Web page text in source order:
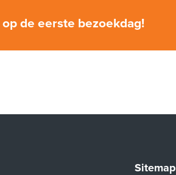
de eerste bezoekdag!
Sitemap